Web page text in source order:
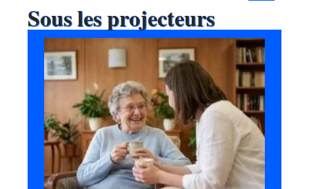
Sous les projecteurs